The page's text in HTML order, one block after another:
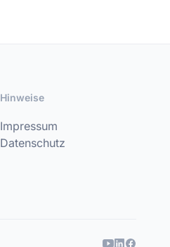
Hinweise
Impressum
Datenschutz